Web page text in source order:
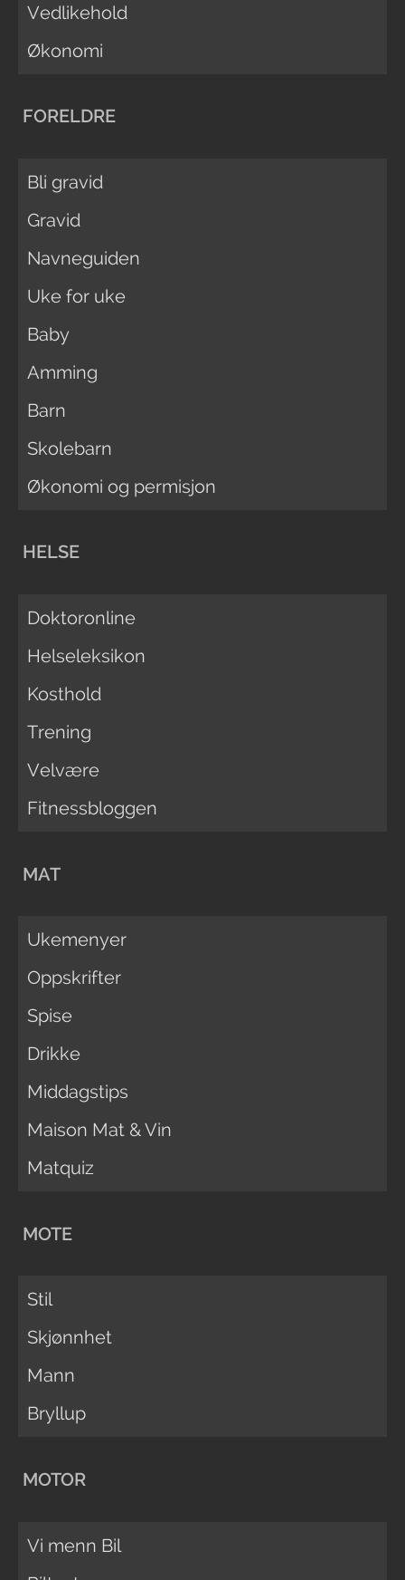
Vedlikehold
Økonomi
FORELDRE
Bli gravid
Gravid
Navneguiden
Uke for uke
Baby
Amming
Barn
Skolebarn
Økonomi og permisjon
HELSE
Doktoronline
Helseleksikon
Kosthold
Trening
Velvære
Fitnessbloggen
MAT
Ukemenyer
Oppskrifter
Spise
Drikke
Middagstips
Maison Mat & Vin
Matquiz
MOTE
Stil
Skjønnhet
Mann
Bryllup
MOTOR
Vi menn Bil